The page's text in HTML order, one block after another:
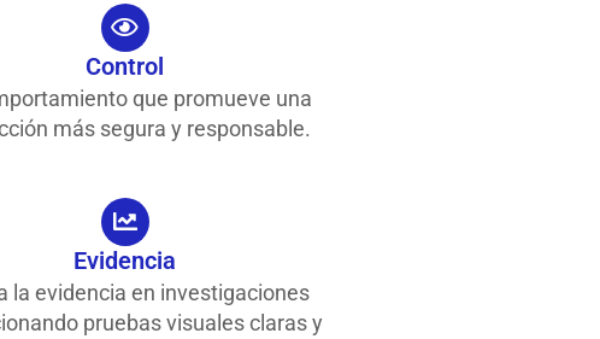
Control
que promueve una
más segura y responsable.
Evidencia
la evidencia en investigaciones
pruebas visuales claras y